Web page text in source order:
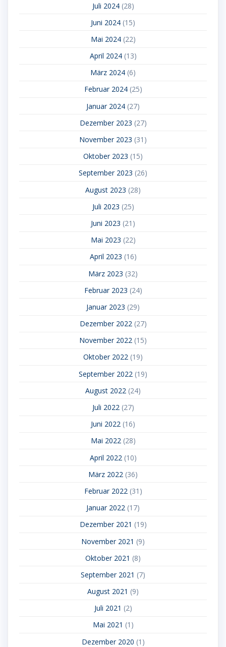
Juli 2024(28)
Juni 2024 (15)
Mai 2024(22)
April 2024(13)
März 2024 (6)
Februar 2024(25)
Januar 2024 (27)
Dezember 2023 (27)
November 2023 (31)
Oktober 2023 (15)
September 2023 (26)
August 2023 (28)
Juli 2023 (25)
Juni 2023 (21)
Mai 2023 (22)
April 2023 (16)
März 2023 (32)
Februar 2023 (24)
Januar 2023 (29)
Dezember 2022(27)
November 2022 (15)
Oktober 2022 (19)
September 2022 (19)
August 2022 (24)
Juli 2022(27)
Juni 2022 (16)
Mai 2022(28)
April 2022 (10)
März 2022 (36)
Februar 2022(31)
Januar 2022 (17)
Dezember 2021 (19)
November 2021 (9)
Oktober 2021 (8)
September 2021 (7)
August 2021 (9)
Juli 2021 (2)
Mai 2021 (1)
Dezember 2020 (1)